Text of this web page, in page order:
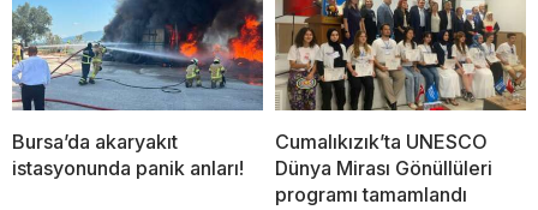
Bursa’da akaryakıt
istasyonunda panik anları!
Cumalıkızık’ta UNESCO
Dünya Mirası Gönüllüleri
programı tamamlandı